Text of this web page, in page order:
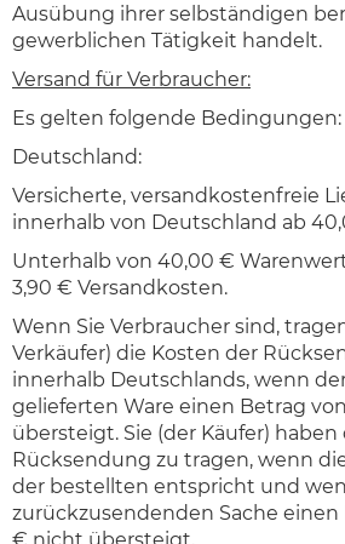
Ausübung ihrer selbständigen
gewerblichen Tätigkeit handelt.
Versand für Verbraucher:
Es gelten folgende Bedingungen:
Deutschland:
Versicherte, versandkostenfreie
innerhalb von Deutschland ab
Unterhalb von 40,00 €
3,90 € Versandkosten.
Wenn Sie Verbraucher sind,
Verkäufer) die Kosten der
innerhalb Deutschlands, wenn
gelieferten Ware einen Betrag
übersteigt. Sie (der Käufer)
Rücksendung zu tragen, wenn
der bestellten entspricht und
zurückzusendenden Sache